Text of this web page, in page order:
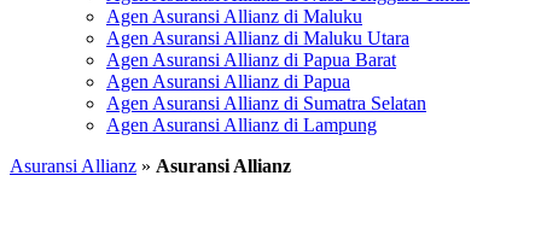
Agen Asuransi Allianz di Maluku
Agen Asuransi Allianz di Maluku Utara
Agen Asuransi Allianz di Papua Barat
Agen Asuransi Allianz di Papua
Agen Asuransi Allianz di Sumatra Selatan
Agen Asuransi Allianz di Lampung
Asuransi Allianz » Asuransi Allianz